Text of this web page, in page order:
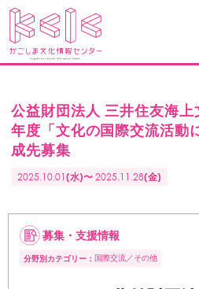
公益財団法人 三井住友海
年度「文化の国際交流活動
成先募集
2025.10.01(水)〜2025.11.28(金)
募集・支援情報
分野別カテゴリー： 国際交流 その他